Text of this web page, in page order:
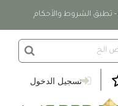
- تطبق الشروط والأحكام
تسجيل الدخول